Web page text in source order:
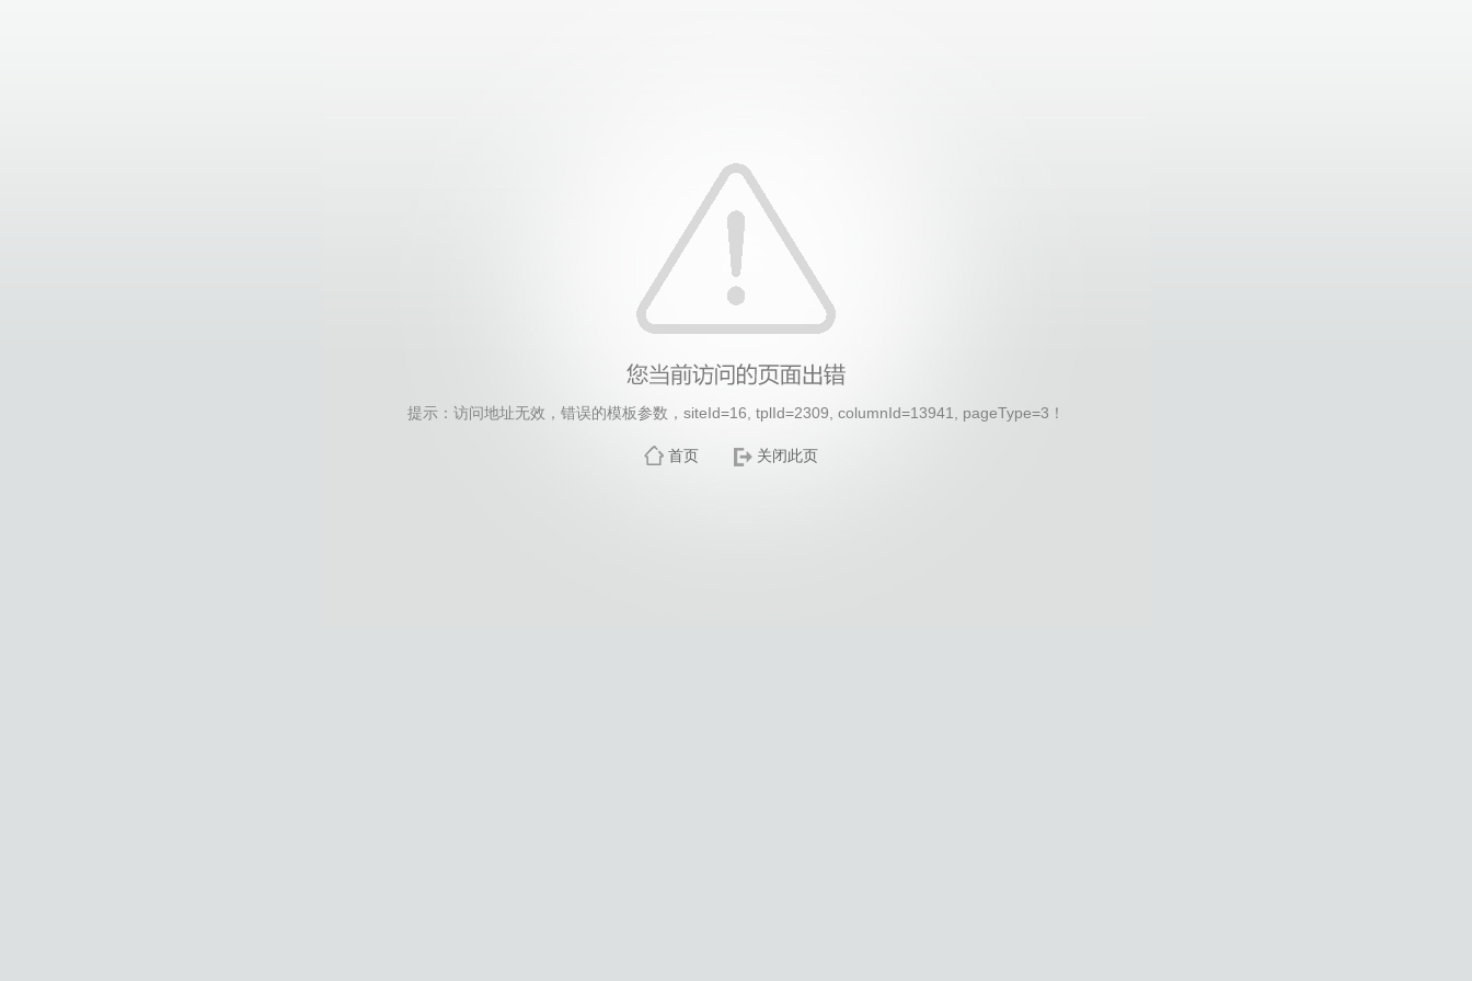
提示：访问地址无效，错误的模板参数，siteId=16, tplId=2309, columnId=13941, pageType=3！
首页 关闭此页